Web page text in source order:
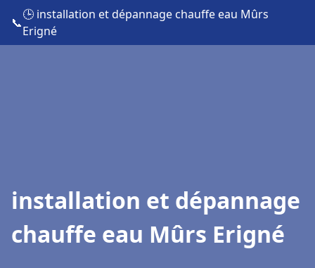
📞
🕒 installation et dépannage chauffe eau Mûrs
Erigné
installation et dépannage
chauffe eau Mûrs Erigné